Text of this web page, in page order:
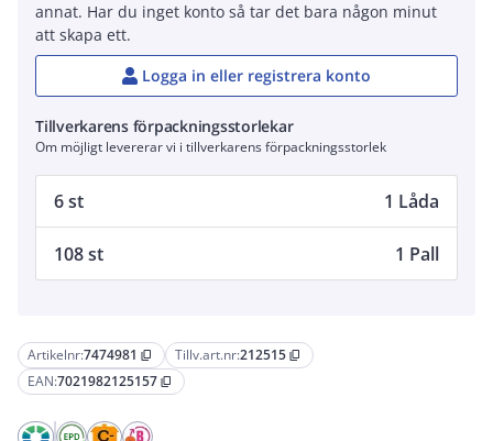
Artikelnr:7474981 content_copy Tillv.art.nr:212515 content_copy
EAN:7021982125157 content_copy
annat. Har du inget konto så tar det bara någon minut
att skapa ett.
Logga in eller registrera konto
Tillverkarens förpackningsstorlekar
Om möjligt levererar vi i tillverkarens förpackningsstorlek
6 st 1 Låda
108 st 1 Pall